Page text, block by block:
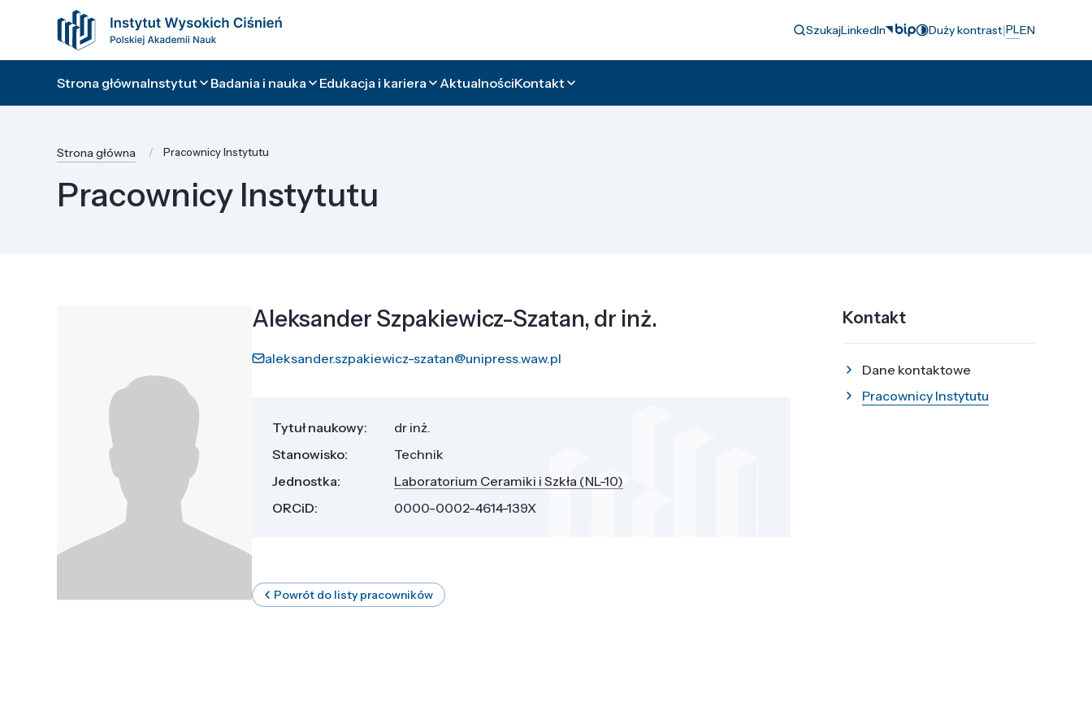
SzukajLinkedIn Duży kontrast|PLEN
Strona głównaInstytut Badania i nauka Edukacja i kariera AktualnościKontakt
Strona główna Pracownicy Instytutu
Pracownicy Instytutu
Aleksander Szpakiewicz-Szatan, dr inż.
aleksander.szpakiewicz-szatan@unipress.waw.pl
Tytuł naukowy:
dr inż.
Stanowisko:
Technik
Jednostka:
Laboratorium Ceramiki i Szkła (NL-10)
ORCiD:
0000-0002-4614-139X
Powrót do listy pracowników
Kontakt
Dane kontaktowe
Pracownicy Instytutu